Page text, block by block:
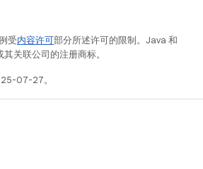
受内容许可部分所述许可的限制。Java 和
关联公司的注册商标。
07-27。